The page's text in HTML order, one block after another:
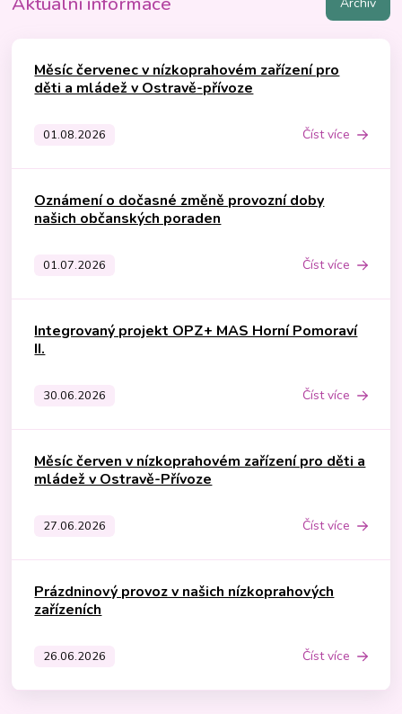
Měsíc červenec v nízkoprahovém zařízení pro
děti a mládež v Ostravě-přívoze
01.08.2026 Číst více
Oznámení o dočasné změně provozní doby
našich občanských poraden
01.07.2026 Číst více
Integrovaný projekt OPZ+ MAS Horní Pomoraví
II.
30.06.2026 Číst více
Měsíc červen v nízkoprahovém zařízení pro děti a
mládež v Ostravě-Přívoze
27.06.2026 Číst více
Prázdninový provoz v našich nízkoprahových
zařízeních
26.06.2026 Číst více